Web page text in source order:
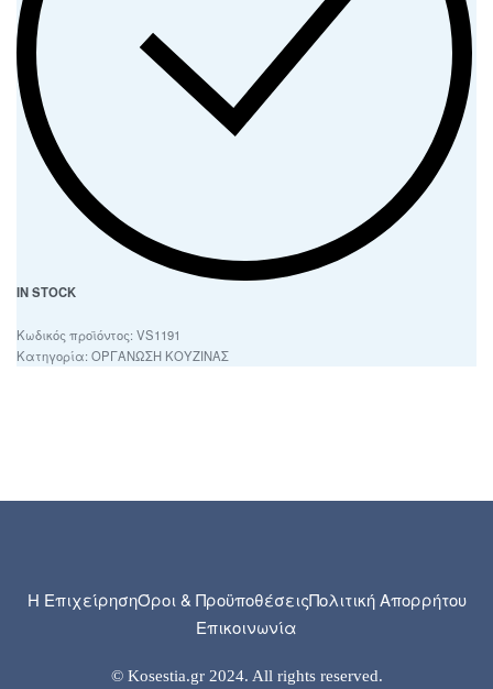
IN STOCK
VS1191
Κατηγορία: ΟΡΓΑΝΩΣΗ ΚΟΥΖΙΝΑΣ
Η ΕπιχείρησηΌροι & ΠροϋποθέσειςΠολιτική Απορρήτου
Επικοινωνία
© Kosestia.gr 2024. All rights reserved.